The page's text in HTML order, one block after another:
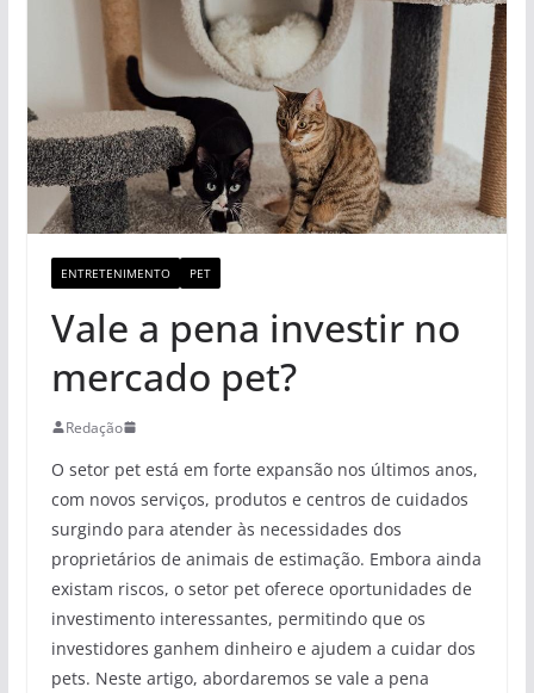
ENTRETENIMENTO PET
Vale a pena investir no
mercado pet?
Redação
O setor pet está em forte expansão nos últimos anos,
com novos serviços, produtos e centros de cuidados
surgindo para atender às necessidades dos
proprietários de animais de estimação. Embora ainda
existam riscos, o setor pet oferece oportunidades de
investimento interessantes, permitindo que os
investidores ganhem dinheiro e ajudem a cuidar dos
pets. Neste artigo, abordaremos se vale a pena